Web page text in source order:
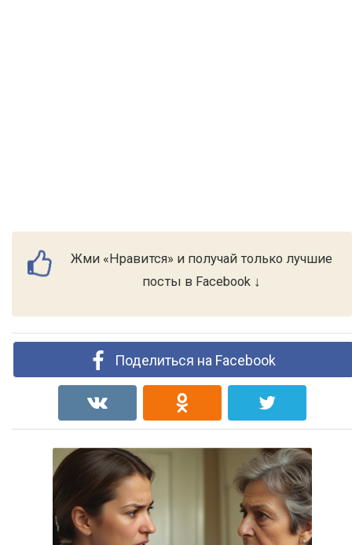
Жми «Нравится» и получай только лучшие
посты в Facebook ↓
Поделиться на Facebook